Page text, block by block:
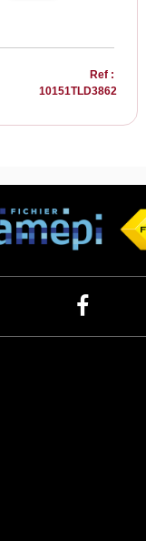
Ref :
10151TLD3862